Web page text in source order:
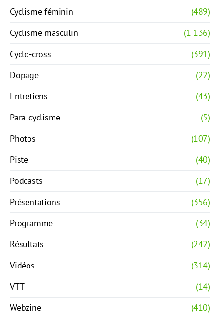
Cyclisme féminin
(489)
Cyclisme masculin
(1 136)
Cyclo-cross
(391)
Dopage
(22)
Entretiens
(43)
Para-cyclisme
(5)
Photos
(107)
Piste
(40)
Podcasts
(17)
Présentations
(356)
Programme
(34)
Résultats
(242)
Vidéos
(314)
VTT
(14)
Webzine
(410)